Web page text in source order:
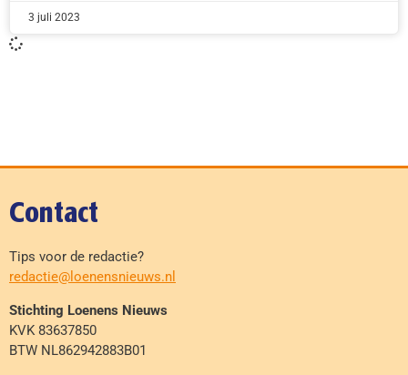
3 juli 2023
Contact
Tips voor de redactie?
redactie@loenensnieuws.nl
Stichting Loenens Nieuws
KVK 83637850
BTW NL862942883B01